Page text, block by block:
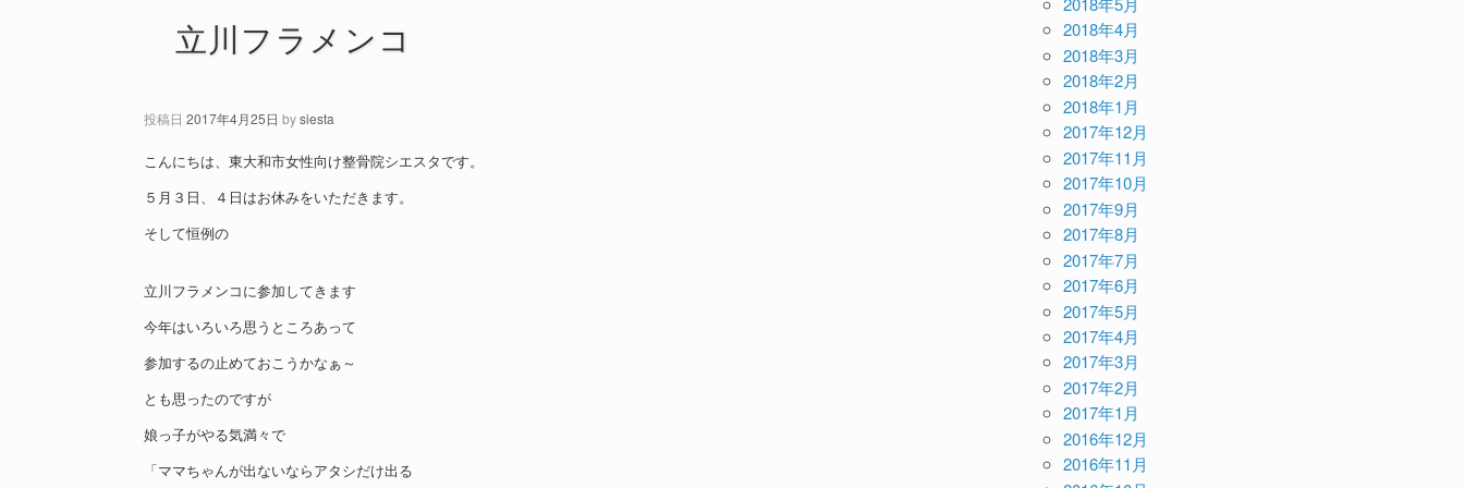
立川フラメンコ
投稿日 2017年4月25日 bysiesta
こんにちは、東大和市女性向け整骨院シエスタです。
５月３日、４日はお休みをいただきます。
そして恒例の
立川フラメンコに参加してきます
今年はいろいろ思うところあって
参加するの止めておこうかなぁ～
とも思ったのですが
娘っ子がやる気満々で
「ママちゃんが出ないならアタシだけ出る
2018年4月
2018年3月
2018年2月
2018年1月
2017年12月
2017年11月
2017年10月
2017年9月
2017年8月
2017年7月
2017年6月
2017年5月
2017年4月
2017年3月
2017年2月
2017年1月
2016年12月
2016年11月